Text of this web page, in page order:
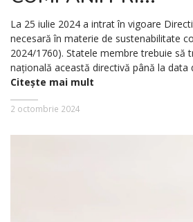
La 25 iulie 2024 a intrat în vigoare
necesară în materie de sustenabilitate
2024/1760). Statele membre trebuie să
națională această directivă până la data
Citește mai mult
2 octombrie 2024